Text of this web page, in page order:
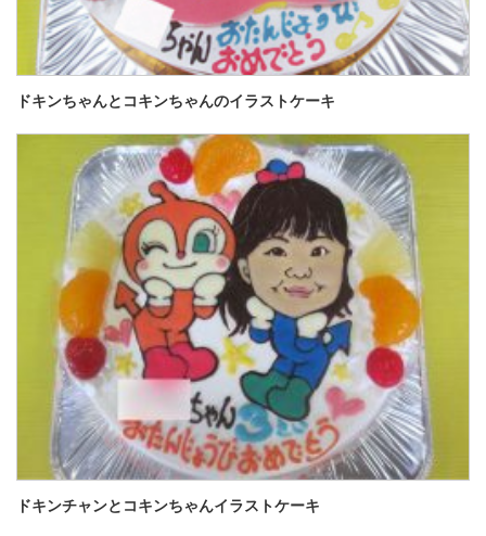
ドキンちゃんとコキンちゃんのイラストケーキ
ドキンチャンとコキンちゃんイラストケーキ